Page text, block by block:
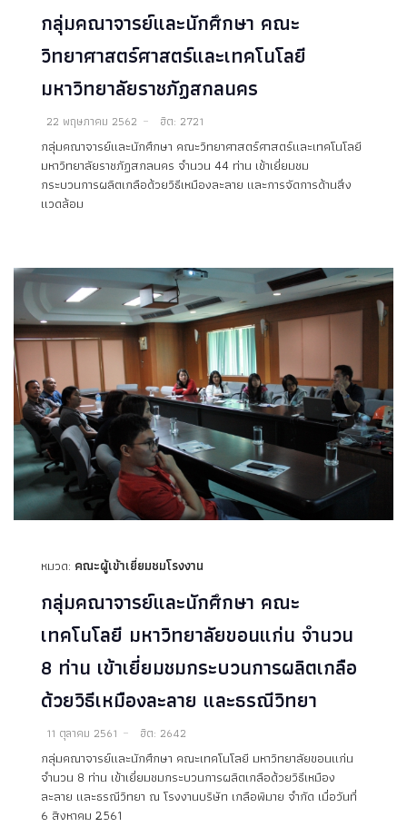
กลุ่มคณาจารย์และนักศึกษา คณะ
วิทยาศาสตร์ศาสตร์และเทคโนโลยี
มหาวิทยาลัยราชภัฏสกลนคร
22 พฤษภาคม 2562 ฮิต: 2721
กลุ่มคณาจารย์และนักศึกษา คณะวิทยาศาสตร์ศาสตร์และเทคโนโลยี
มหาวิทยาลัยราชภัฏสกลนคร จำนวน 44 ท่าน เข้าเยี่ยมชม
กระบวนการผลิตเกลือด้วยวิธีเหมืองละลาย และการจัดการด้านสิ่ง
แวดล้อม
หมวด: คณะผู้เข้าเยี่ยมชมโรงงาน
กลุ่มคณาจารย์และนักศึกษา คณะ
เทคโนโลยี มหาวิทยาลัยขอนแก่น จำนวน
8 ท่าน เข้าเยี่ยมชมกระบวนการผลิตเกลือ
ด้วยวิธีเหมืองละลาย และธรณีวิทยา
11 ตุลาคม 2561 ฮิต: 2642
กลุ่มคณาจารย์และนักศึกษา คณะเทคโนโลยี มหาวิทยาลัยขอนแก่น
จำนวน 8 ท่าน เข้าเยี่ยมชมกระบวนการผลิตเกลือด้วยวิธีเหมือง
ละลาย และธรณีวิทยา ณ โรงงานบริษัท เกลือพิมาย จำกัด เมื่อวันที่
6 สิงหาคม 2561